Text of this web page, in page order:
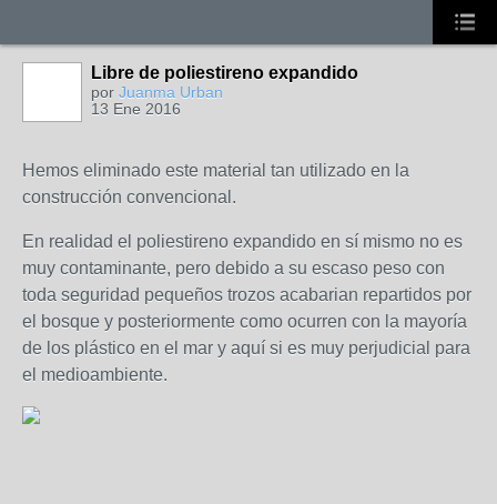
Libre de poliestireno expandido
por Juanma Urban
13 Ene 2016
Hemos eliminado este material tan utilizado en la
construcción convencional.
En realidad el poliestireno expandido en sí mismo no es
muy contaminante, pero debido a su escaso peso con
toda seguridad pequeños trozos acabarian repartidos por
el bosque y posteriormente como ocurren con la mayoría
de los plástico en el mar y aquí si es muy perjudicial para
el medioambiente.